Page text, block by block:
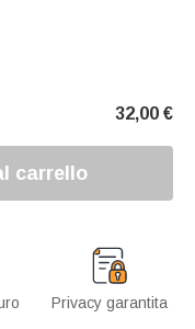
32,00 €
carrello
Privacy garantita